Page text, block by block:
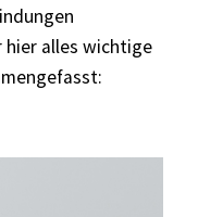
hier alles wichtige